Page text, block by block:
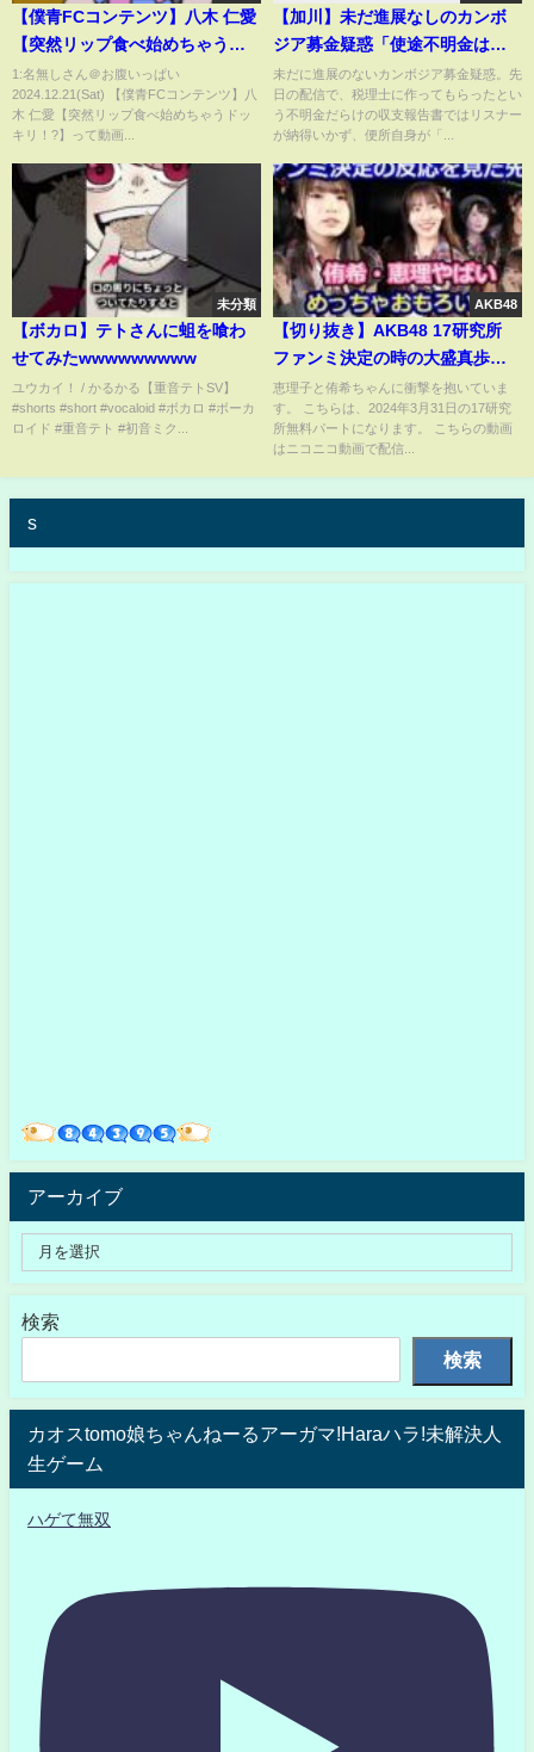
【僕青FCコンテンツ】八木 仁愛
【突然リップ食べ始めちゃうド
ッキリ！?】
1:名無しさん＠お腹いっぱい
2024.12.21(Sat) 【僕青FCコンテンツ】八
木 仁愛【突然リップ食べ始めちゃうドッ
キリ！?】って動画...
【加川】未だ進展なしのカンボ
ジア募金疑惑「使途不明金は身
銭切れ!」便所太郎が更生できる
道
未だに進展のないカンボジア募金疑惑。先
日の配信で、税理士に作ってもらったとい
う不明金だらけの収支報告書ではリスナー
が納得いかず、便所自身が「...
未分類
【ボカロ】テトさんに蛆を喰わ
せてみたwwwwwwwww
ユウカイ！ / かるかる【重音テトSV】
#shorts #short #vocaloid #ボカロ #ボーカ
ロイド #重音テト #初音ミク...
AKB48
【切り抜き】AKB48 17研究所
ファンミ決定の時の大盛真歩さ
ん 千葉恵里さんの反応【いー
研】
恵理子と侑希ちゃんに衝撃を抱いていま
す。 こちらは、2024年3月31日の17研究
所無料パートになります。 こちらの動画
はニコニコ動画で配信...
s
アーカイブ
検索
検索
カオスtomo娘ちゃんねーるアーガマ!Haraハラ!未解決人
生ゲーム
ハゲて無双